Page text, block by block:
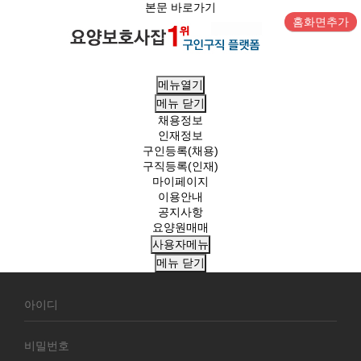
본문 바로가기
홈화면추가
메뉴열기
메뉴 닫기
채용정보
인재정보
구인등록(채용)
구직등록(인재)
마이페이지
이용안내
공지사항
요양원매매
사용자메뉴
메뉴 닫기
원
그